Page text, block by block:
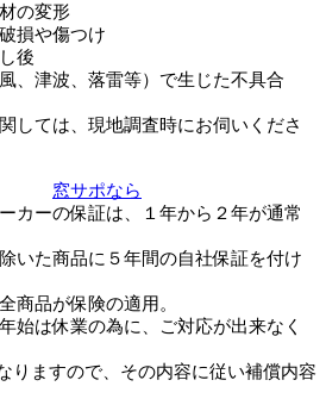
の変形
損や傷つけ
後
、津波、落雷等）で生じた不具合
しては、現地調査時にお伺いくださ
窓サポなら
カーの保証は、１年から２年が通常
いた商品に５年間の自社保証を付け
商品が保険の適用。
始は休業の為に、ご対応が出来なく
りますので、その内容に従い補償内容